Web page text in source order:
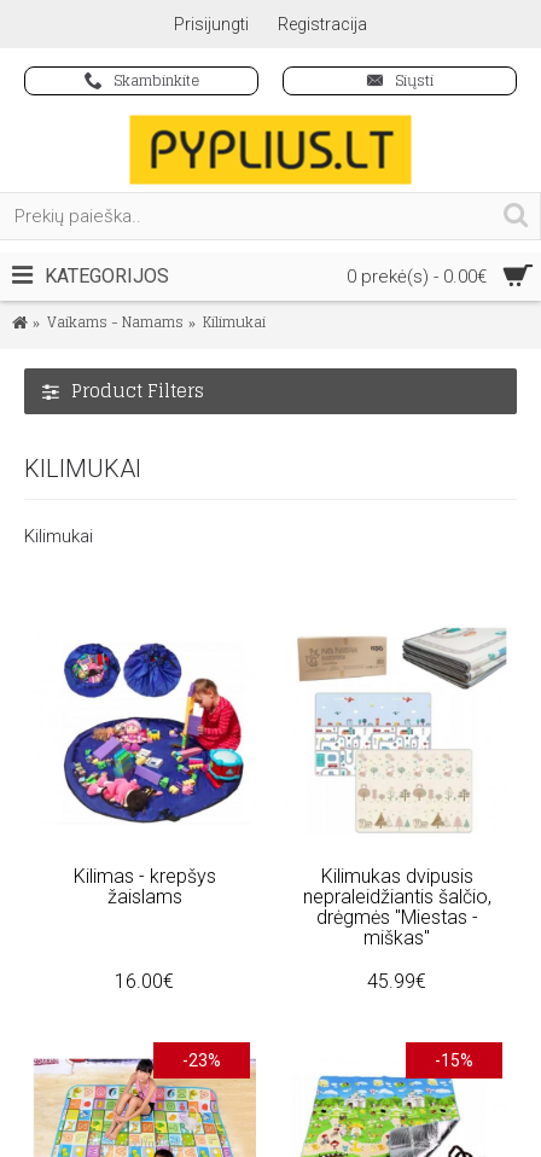
Prisijungti Registracija
Skambinkite Siųsti
0 prekė(s) - 0.00€
KATEGORIJOS
Vaikams - Namams Kilimukai
Product Filters
KILIMUKAI
Kilimukai
Kilimas - krepšys
žaislams
16.00€
Kilimukas dvipusis
nepraleidžiantis šalčio,
drėgmės "Miestas -
miškas"
45.99€
-23% -15%